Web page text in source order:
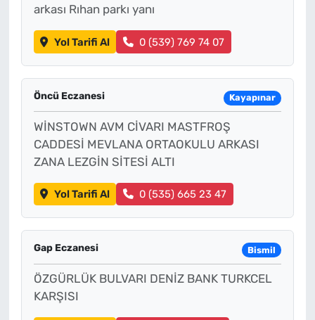
arkası Rıhan parkı yanı
Yol Tarifi Al 0 (539) 769 74 07
Öncü Eczanesi Kayapınar
WİNSTOWN AVM CİVARI MASTFROŞ
CADDESİ MEVLANA ORTAOKULU ARKASI
ZANA LEZGİN SİTESİ ALTI
Yol Tarifi Al 0 (535) 665 23 47
Gap Eczanesi Bismil
ÖZGÜRLÜK BULVARI DENİZ BANK TURKCEL
KARŞISI